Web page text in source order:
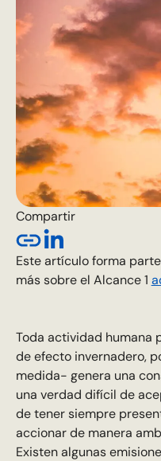
Compartir
Este artículo forma
más sobre el Alcance 1
Toda actividad humana
de efecto invernadero,
medida- genera una
una verdad difícil de
de tener siempre
accionar de manera
Existen algunas